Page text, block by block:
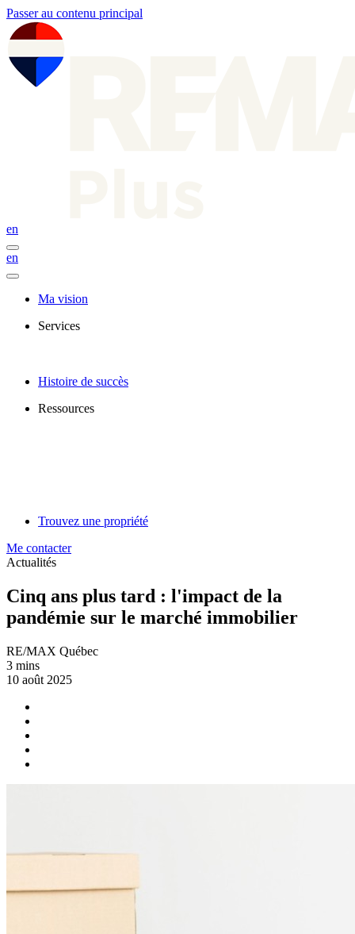
Passer au contenu principal
en
en
Ma vision
Services
Histoire de succès
Ressources
Trouvez une propriété
Me contacter
Actualités
Cinq ans plus tard : l'impact de la
pandémie sur le marché immobilier
RE/MAX Québec
3 mins
10 août 2025